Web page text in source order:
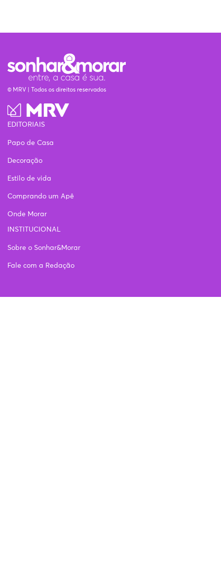
© MRV | Todos os direitos reservados
EDITORIAIS
Papo de Casa
Decoração
Estilo de vida
Comprando um Apê
Onde Morar
INSTITUCIONAL
Sobre o Sonhar&Morar
Fale com a Redação